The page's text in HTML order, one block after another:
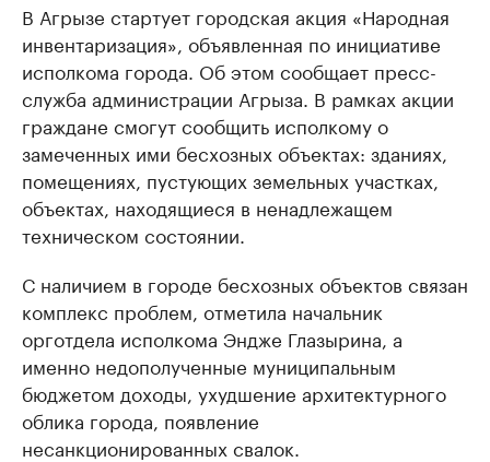
В Агрызе стартует городская акция «Народная
инвентаризация», объявленная по инициативе
исполкома города. Об этом сообщает пресс-
служба администрации Агрыза. В рамках акции
граждане смогут сообщить исполкому о
замеченных ими бесхозных объектах: зданиях,
помещениях, пустующих земельных участках,
объектах, находящиеся в ненадлежащем
техническом состоянии.
С наличием в городе бесхозных объектов связан
комплекс проблем, отметила начальник
орготдела исполкома Эндже Глазырина, а
именно недополученные муниципальным
бюджетом доходы, ухудшение архитектурного
облика города, появление
несанкционированных свалок.